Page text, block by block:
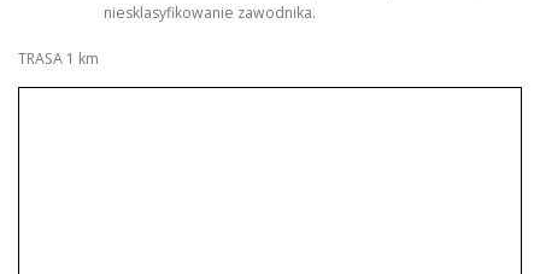
niesklasyfikowanie zawodnika.
TRASA 1 km